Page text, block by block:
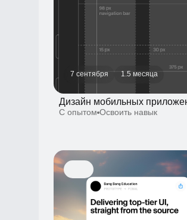
Дизайн мобильных приложений
С опытом Освоить навык
UI-дизайн
С нуля Освоить навык
1 месяц